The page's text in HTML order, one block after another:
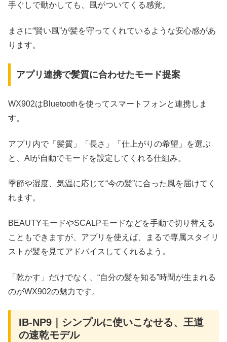
手ぐしで動かしても、風がついてくる感覚。
まさに“賢い風”が髪を守ってくれているような安心感があ
ります。
アプリ連携で髪質に合わせたモード提案
WX902はBluetoothを使ってスマートフォンと連携しま
す。
アプリ内で「髪質」「長さ」「仕上がりの希望」を選ぶ
と、AIが自動でモードを設定してくれる仕組み。
季節や湿度、気温に応じて“今の髪”に合った風を届けてく
れます。
BEAUTYモードやSCALPモードなどを手動で切り替える
こともできますが、アプリを使えば、まるで専属スタイリ
ストが髪を見てアドバイスしてくれるよう。
「乾かす」だけでなく、“自分の髪を知る”時間が生まれる
のがWX902の魅力です。
IB-NP9｜シンプルに使いこなせる、王道
の速乾モデル